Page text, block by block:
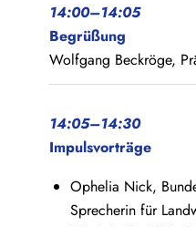
14:00–14:05
Begrüßung
Wolfgang Beckröge,
14:05–14:30
Impulsvorträge
Ophelia Nick,
Sprecherin für